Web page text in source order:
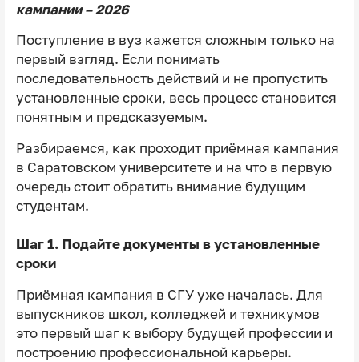
кампании – 2026
Поступление в вуз кажется сложным только на
первый взгляд. Если понимать
последовательность действий и не пропустить
установленные сроки, весь процесс становится
понятным и предсказуемым.
Разбираемся, как проходит приёмная кампания
в Саратовском университете и на что в первую
очередь стоит обратить внимание будущим
студентам.
Шаг 1. Подайте документы в установленные
сроки
Приёмная кампания в СГУ уже началась. Для
выпускников школ, колледжей и техникумов
это первый шаг к выбору будущей профессии и
построению профессиональной карьеры.